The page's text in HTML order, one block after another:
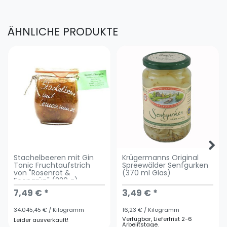
ÄHNLICHE PRODUKTE
Stachelbeeren mit Gin
Tonic Fruchtaufstrich
von "Rosenrot &
Feengrün" (220 g)
7,49 € *
34.045,45 € / Kilogramm
Leider ausverkauft!
Krügermanns Original
Spreewälder Senfgurken
(370 ml Glas)
3,49 € *
16,23 € / Kilogramm
Verfügbar, Lieferfrist 2-6
Arbeiitstage.